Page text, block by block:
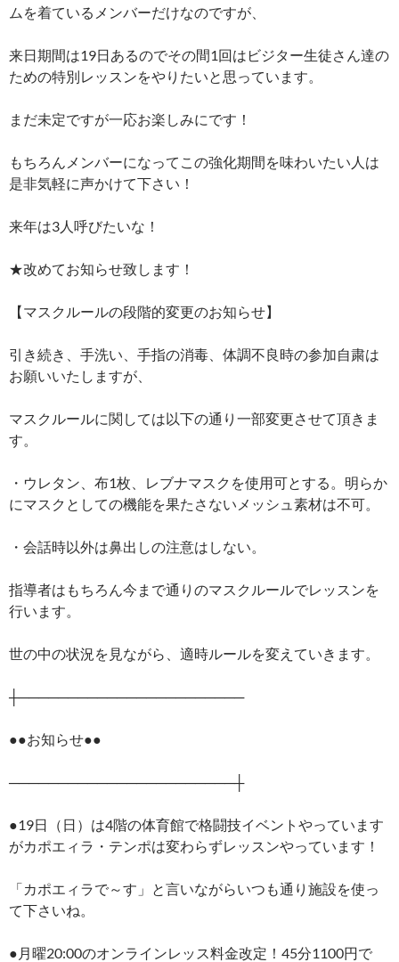
ムを着ているメンバーだけなのですが、
来日期間は19日あるのでその間1回はビジター生徒さん達の
ための特別レッスンをやりたいと思っています。
まだ未定ですが一応お楽しみにです！
もちろんメンバーになってこの強化期間を味わいたい人は
是非気軽に声かけて下さい！
来年は3人呼びたいな！
★改めてお知らせ致します！
【マスクルールの段階的変更のお知らせ】
引き続き、手洗い、手指の消毒、体調不良時の参加自粛は
お願いいたしますが、
マスクルールに関しては以下の通り一部変更させて頂きま
す。
・ウレタン、布1枚、レブナマスクを使用可とする。明らか
にマスクとしての機能を果たさないメッシュ素材は不可。
・会話時以外は鼻出しの注意はしない。
指導者はもちろん今まで通りのマスクルールでレッスンを
行います。
世の中の状況を見ながら、適時ルールを変えていきます。
┼───────────────────────
●●お知らせ●●
───────────────────────┼
●19日（日）は4階の体育館で格闘技イベントやっています
がカポエィラ・テンポは変わらずレッスンやっています！
「カポエィラで～す」と言いながらいつも通り施設を使っ
て下さいね。
●月曜20:00のオンラインレッス料金改定！45分1100円で